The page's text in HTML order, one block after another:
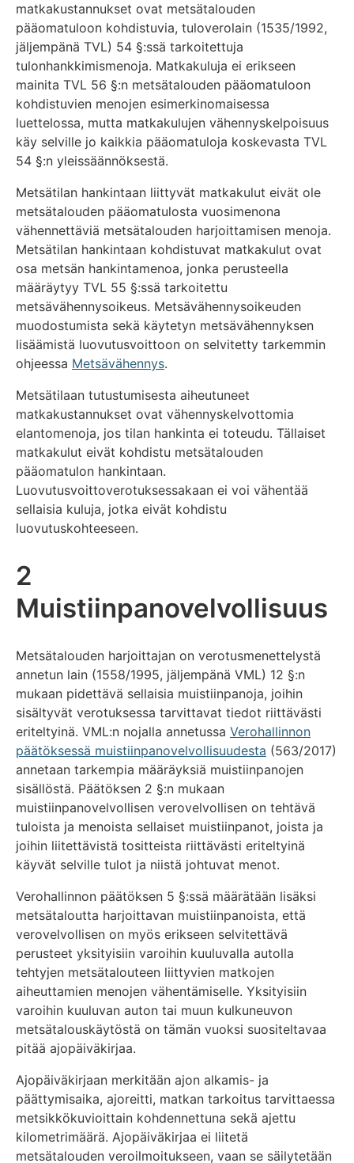
matkakustannukset ovat metsätalouden
pääomatuloon kohdistuvia, tuloverolain (1535/1992,
jäljempänä TVL) 54 §:ssä tarkoitettuja
tulonhankkimismenoja. Matkakuluja ei erikseen
mainita TVL 56 §:n metsätalouden pääomatuloon
kohdistuvien menojen esimerkinomaisessa
luettelossa, mutta matkakulujen vähennyskelpoisuus
käy selville jo kaikkia pääomatuloja koskevasta TVL
54 §:n yleissäännöksestä.
Metsätilan hankintaan liittyvät matkakulut eivät ole
metsätalouden pääomatulosta vuosimenona
vähennettäviä metsätalouden harjoittamisen menoja.
Metsätilan hankintaan kohdistuvat matkakulut ovat
osa metsän hankintamenoa, jonka perusteella
määräytyy TVL 55 §:ssä tarkoitettu
metsävähennysoikeus. Metsävähennysoikeuden
muodostumista sekä käytetyn metsävähennyksen
lisäämistä luovutusvoittoon on selvitetty tarkemmin
ohjeessa Metsävähennys.
Metsätilaan tutustumisesta aiheutuneet
matkakustannukset ovat vähennyskelvottomia
elantomenoja, jos tilan hankinta ei toteudu. Tällaiset
matkakulut eivät kohdistu metsätalouden
pääomatulon hankintaan.
Luovutusvoittoverotuksessakaan ei voi vähentää
sellaisia kuluja, jotka eivät kohdistu
luovutuskohteeseen.
2
Muistiinpanovelvollisuus
Metsätalouden harjoittajan on verotusmenettelystä
annetun lain (1558/1995, jäljempänä VML) 12 §:n
mukaan pidettävä sellaisia muistiinpanoja, joihin
sisältyvät verotuksessa tarvittavat tiedot riittävästi
eriteltyinä. VML:n nojalla annetussa Verohallinnon
päätöksessä muistiinpanovelvollisuudesta (563/2017)
annetaan tarkempia määräyksiä muistiinpanojen
sisällöstä. Päätöksen 2 §:n mukaan
muistiinpanovelvollisen verovelvollisen on tehtävä
tuloista ja menoista sellaiset muistiinpanot, joista ja
joihin liitettävistä tositteista riittävästi eriteltyinä
käyvät selville tulot ja niistä johtuvat menot.
Verohallinnon päätöksen 5 §:ssä määrätään lisäksi
metsätaloutta harjoittavan muistiinpanoista, että
verovelvollisen on myös erikseen selvitettävä
perusteet yksityisiin varoihin kuuluvalla autolla
tehtyjen metsätalouteen liittyvien matkojen
aiheuttamien menojen vähentämiselle. Yksityisiin
varoihin kuuluvan auton tai muun kulkuneuvon
metsätalouskäytöstä on tämän vuoksi suositeltavaa
pitää ajopäiväkirjaa.
Ajopäiväkirjaan merkitään ajon alkamis- ja
päättymisaika, ajoreitti, matkan tarkoitus tarvittaessa
metsikkökuvioittain kohdennettuna sekä ajettu
kilometrimäärä. Ajopäiväkirjaa ei liitetä
metsätalouden veroilmoitukseen, vaan se säilytetään